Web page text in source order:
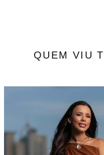
QUEM VIU